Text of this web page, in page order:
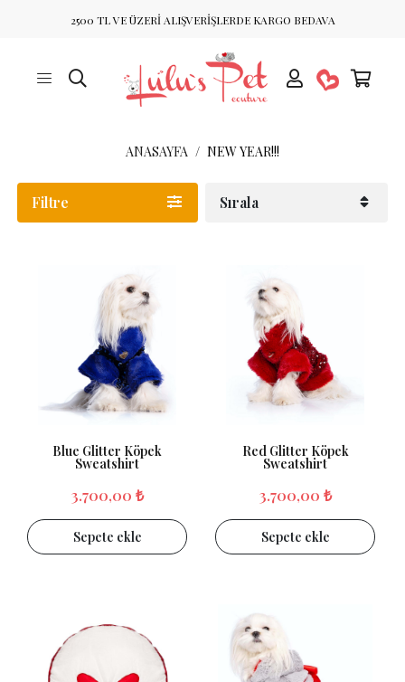
2500 TL VE ÜZERİ ALIŞVERİŞLERDE KARGO BEDAVA
ANASAYFA NEW YEAR!!!
Filtre Sırala
Blue Glitter Köpek
Sweatshirt
3.700,00 ₺
Sepete ekle
Red Glitter Köpek
Sweatshirt
3.700,00 ₺
Sepete ekle